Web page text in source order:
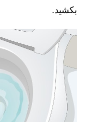
بکشید.